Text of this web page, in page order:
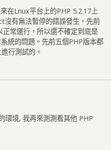
Lnux平台上的PHP 5.2.17上
沒有無法暫停的錯誤發生，先前
常運行，所以還不確定到底是
統的問題。先前五個PHP版本都
行測試的。
環境, 我再來測測看其他 PHP